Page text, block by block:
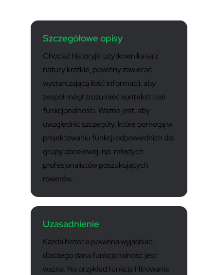
Szczegółowe opisy
Chociaż historyjki użytkownika są z
natury krótkie, powinny zawierać
wystarczającą ilość informacji, aby
zespół mógł zrozumieć kontekst i cel
funkcjonalności. Ważne jest, aby
uwzględnić szczegóły, które pomogą w
projektowaniu funkcji odpowiednich dla
grupy docelowej, np. młodych
profesjonalistów poszukujących
rowerów.
Uzasadnienie
Każda historia powinna wyjaśniać,
dlaczego dana funkcjonalność jest
ważna. Na przykład funkcja filtrowania